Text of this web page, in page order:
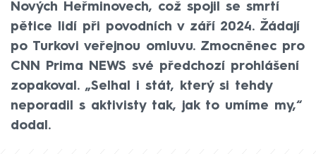
Nových Heřminovech, což spojil se smrtí
pětice lidí při povodních v září 2024. Žádají
po Turkovi veřejnou omluvu. Zmocněnec pro
CNN Prima NEWS své předchozí prohlášení
zopakoval. „Selhal i stát, který si tehdy
neporadil s aktivisty tak, jak to umíme my,“
dodal.